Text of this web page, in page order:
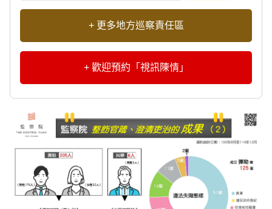
+ 更多地方巡察責任區
+ 歡迎預約「視訊陳情」